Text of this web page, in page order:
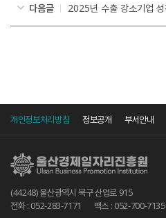
다음글
개인정보처리방침 정보공개 부서안내
(44248) 울산광역시 북구 산업로 915
전화 : 052-283-7171
팩스 : 052-700-7135